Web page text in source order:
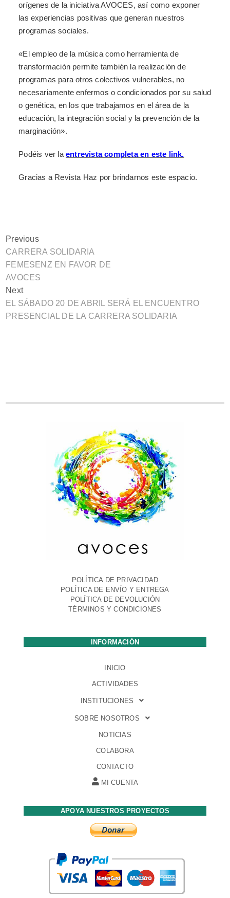
orígenes de la iniciativa AVOCES, así como exponer
las experiencias positivas que generan nuestros
programas sociales.
«El empleo de la música como herramienta de
transformación permite también la realización de
programas para otros colectivos vulnerables, no
necesariamente enfermos o condicionados por su salud
o genética, en los que trabajamos en el área de la
educación, la integración social y la prevención de la
marginación».
Podéis ver laentrevista completa en este link.
Gracias a Revista Haz por brindarnos este espacio.
Previous
CARRERA SOLIDARIA
FEMESENZ EN FAVOR DE
AVOCES
Next
EL SÁBADO 20 DE ABRIL SERÁ EL ENCUENTRO
PRESENCIAL DE LA CARRERA SOLIDARIA
POLÍTICA DE PRIVACIDAD
POLÍTICA DE ENVÍO Y ENTREGA
POLÍTICA DE DEVOLUCIÓN
TÉRMINOS Y CONDICIONES
INFORMACIÓN
INICIO
ACTIVIDADES
INSTITUCIONES
SOBRE NOSOTROS
NOTICIAS
COLABORA
CONTACTO
MI CUENTA
APOYA NUESTROS PROYECTOS